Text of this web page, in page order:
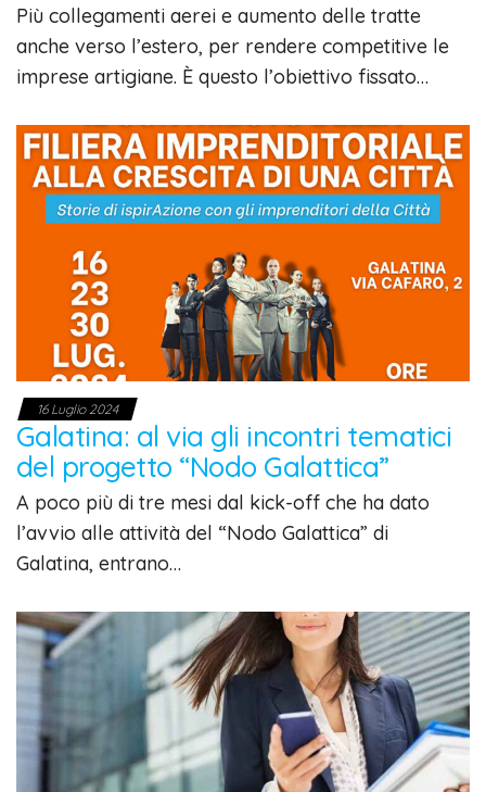
Più collegamenti aerei e aumento delle tratte
anche verso l’estero, per rendere competitive le
imprese artigiane. È questo l’obiettivo fissato…
16 Luglio 2024
Galatina: al via gli incontri tematici
del progetto “Nodo Galattica”
A poco più di tre mesi dal kick-off che ha dato
l’avvio alle attività del “Nodo Galattica” di
Galatina, entrano…